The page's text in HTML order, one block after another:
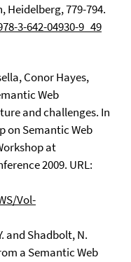
Heidelberg, 779-794.
3-642-04930-9_49
Conor Hayes,
Web
and challenges. In
on Semantic Web
at
2009. URL:
Vol-
and Shadbolt, N.
a Semantic Web